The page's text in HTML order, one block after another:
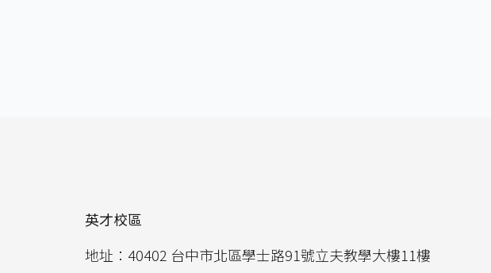
英才校區
地址：40402 台中市北區學士路91號立夫教學大樓11樓